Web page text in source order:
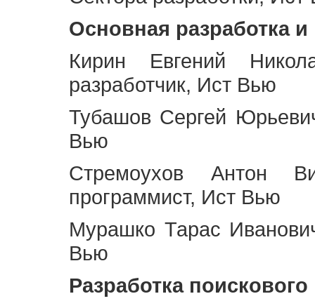
Основная разработка
Кирин Евгений
разработчик, Ист Вью
Тубашов Сергей
Вью
Стремоухов Антон
программист, Ист Вью
Мурашко Тарас
Вью
Разработка